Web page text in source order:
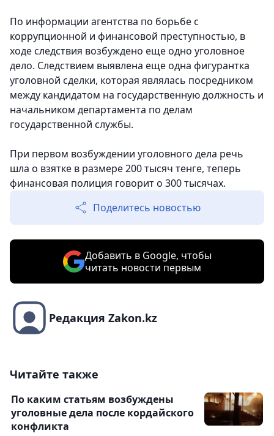
По информации агентства по борьбе с
коррупционной и финансовой преступностью, в
ходе следствия возбуждено еще одно уголовное
дело. Следствием выявлена еще одна фигурантка
уголовной сделки, которая являлась посредником
между кандидатом на государственную должность и
начальником департамента по делам
государственной службы.
При первом возбуждении уголовного дела речь
шла о взятке в размере 200 тысяч тенге, теперь
финансовая полиция говорит о 300 тысячах.
Поделитесь новостью
Добавить в Google, чтобы
читать новости первым
Редакция Zakon.kz
Читайте также
По каким статьям возбуждены
уголовные дела после кордайского
конфликта